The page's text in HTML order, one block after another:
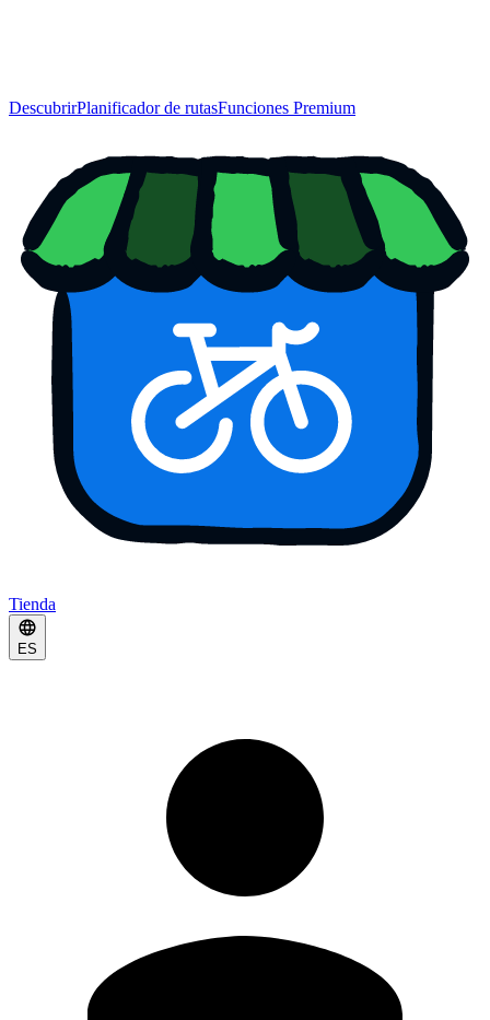
DescubrirPlanificador de rutasFunciones Premium
Tienda
ES